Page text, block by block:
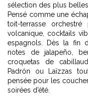
sélection des plus belles
Pensé comme une
toit-terrasse
volcanique, cocktails
espagnols. Dès la fin
notes de jalapeño,
croquetas de
Padrón ou Laïzzas
pensée pour les
soirées d’été.